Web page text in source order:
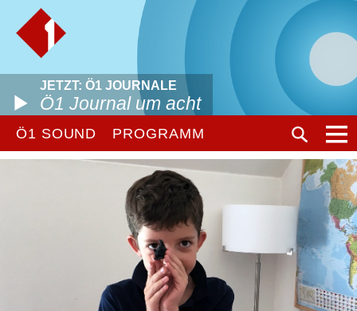
JETZT: Ö1 JOURNALE
Ö1 Journal um acht
Ö1 SOUND PROGRAMM